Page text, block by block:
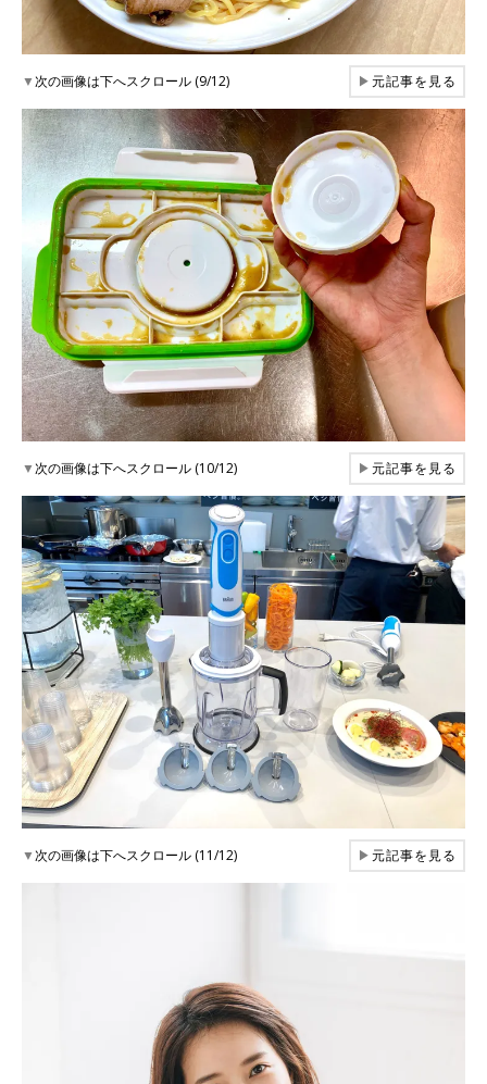
▼次の画像は下へスクロール (9/12) ▶元記事を見る
▼次の画像は下へスクロール (10/12) ▶元記事を見る
▼次の画像は下へスクロール (11/12) ▶元記事を見る